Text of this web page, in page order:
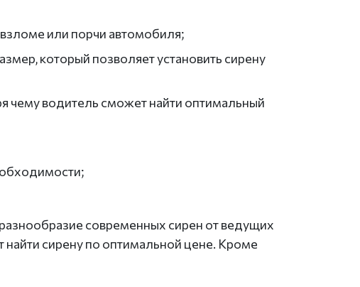
или порчи автомобиля;
который позволяет установить сирену
чему водитель сможет найти оптимальный
современных сирен от ведущих
сирену по оптимальной цене. Кроме